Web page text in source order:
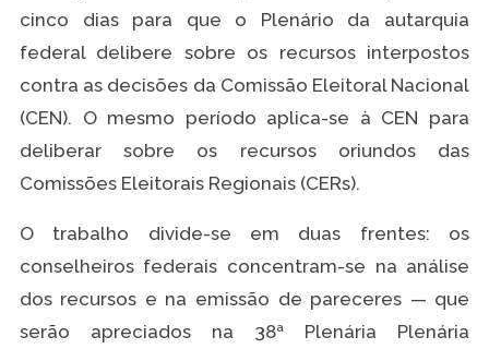
cinco dias para que o Plenário da autarquia
federal delibere sobre os recursos interpostos
contra as decisões da Comissão Eleitoral Nacional
(CEN). O mesmo período aplica-se à CEN para
deliberar sobre os recursos oriundos das
Comissões Eleitorais Regionais (CERs).
O trabalho divide-se em duas frentes: os
conselheiros federais concentram-se na análise
dos recursos e na emissão de pareceres — que
serão apreciados na 38ª Plenária Plenária